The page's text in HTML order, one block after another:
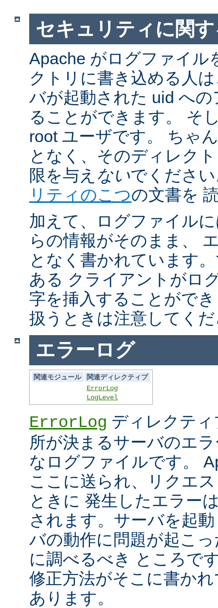
セキュリティに関
Apache がログファイル
クトリに書き込める人
バが起動された uid へ
ることができます。 そ
root ユーザです。 ちゃ
となく、そのディレク
限を与え ないでくださ
リティのこつの文書を
加えて、ログファイル
らの情報がそのまま、
となく書かれています
ある クライアントがロ
字を挿入することがで
扱うときは注意してく
エラーログ
関連モジュール
関連ディレクティブ
ErrorLog
LogLevel
ErrorLog ディレクテ
所が決まるサーバのエ
なログファイルです。
ここに送られ、リクエ
ときに 発生したエラー
されます。サーバを起
バの動作に問題が起こ
に調べるべき ところで
修正方法がそこに書か
あります。